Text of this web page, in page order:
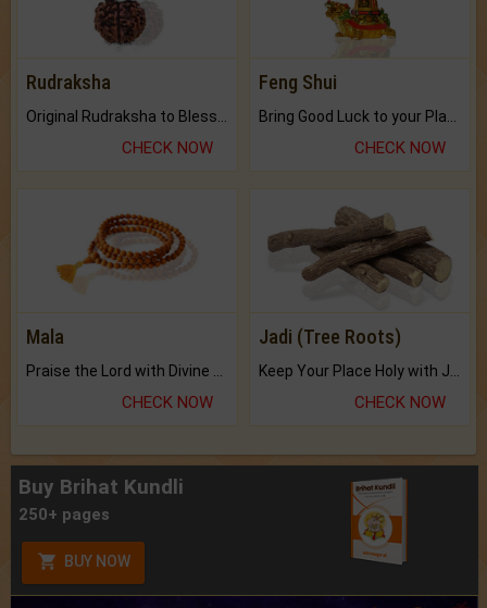
Rudraksha
CHECK NOW
Feng Shui
CHECK NOW
Mala
Praise the Lord with Divine Energies of Mala.
CHECK NOW
Jadi (Tree Roots)
Keep Your Place Holy with Jadi.
CHECK NOW
Buy Brihat Kundli
250+ pages
BUY NOW